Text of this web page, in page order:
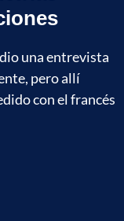
una entrevista
pero allí
con el francés